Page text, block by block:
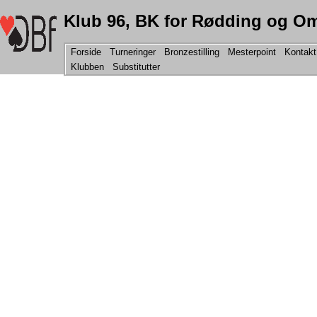
Klub 96, BK for Rødding og
Forside Turneringer Bronzestilling Mesterpoint
Klubben
Substitutter